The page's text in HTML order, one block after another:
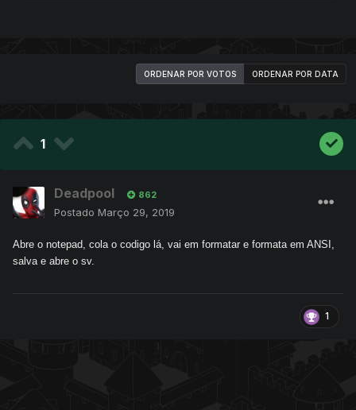
ORDENAR POR VOTOS ORDENAR POR DATA
1
Deadpool 862
Postado Março 29, 2019
Abre o notepad, cola o codigo lá, vai em formatar e formata em ANSI,
salva e abre o sv.
1